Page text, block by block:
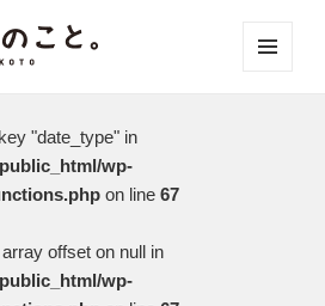
"date_type" in
wp-
on line 67
offset on null in
wp-